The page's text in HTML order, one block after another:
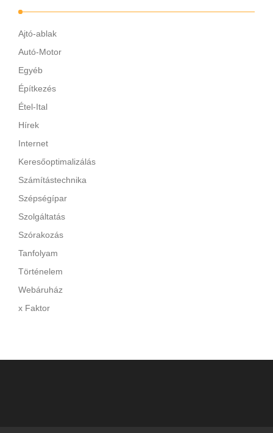
Ajtó-ablak
Autó-Motor
Egyéb
Építkezés
Étel-Ital
Hírek
Internet
Keresőoptimalizálás
Számítástechnika
Szépségípar
Szolgáltatás
Szórakozás
Tanfolyam
Történelem
Webáruház
x Faktor